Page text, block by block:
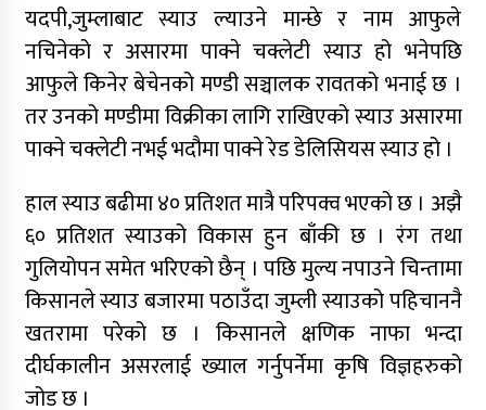
यदपी,जुम्लाबाट स्याउ ल्याउने मान्छे र नाम आफुले
नचिनेको र असारमा पाक्ने चक्लेटी स्याउ हो भनेपछि
आफुले किनेर बेचेनको मण्डी सञ्चालक रावतको भनाई छ ।
तर उनको मण्डीमा विक्रीका लागि राखिएको स्याउ असारमा
पाक्ने चक्लेटी नभई भदौमा पाक्ने रेड डेलिसियस स्याउ हो ।
हाल स्याउ बढीमा ४० प्रतिशत मात्रै परिपक्व भएको छ । अझै
६० प्रतिशत स्याउको विकास हुन बाँकी छ । रंग तथा
गुलियोपन समेत भरिएको छैन् । पछि मुल्य नपाउने चिन्तामा
किसानले स्याउ बजारमा पठाउँदा जुम्ली स्याउको पहिचाननै
खतरामा परेको छ । किसानले क्षणिक नाफा भन्दा
दीर्घकालीन असरलाई ख्याल गर्नुपर्नेमा कृषि विज्ञहरुको
जोड छ ।